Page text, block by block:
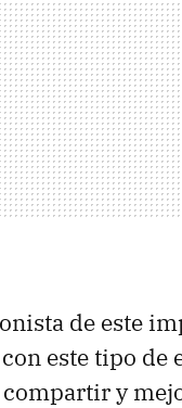
de este
este tipo
compartir y